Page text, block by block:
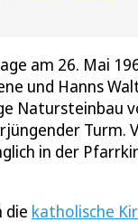
am 26. Mai
und Hanns
Turm.
in der
die katholische